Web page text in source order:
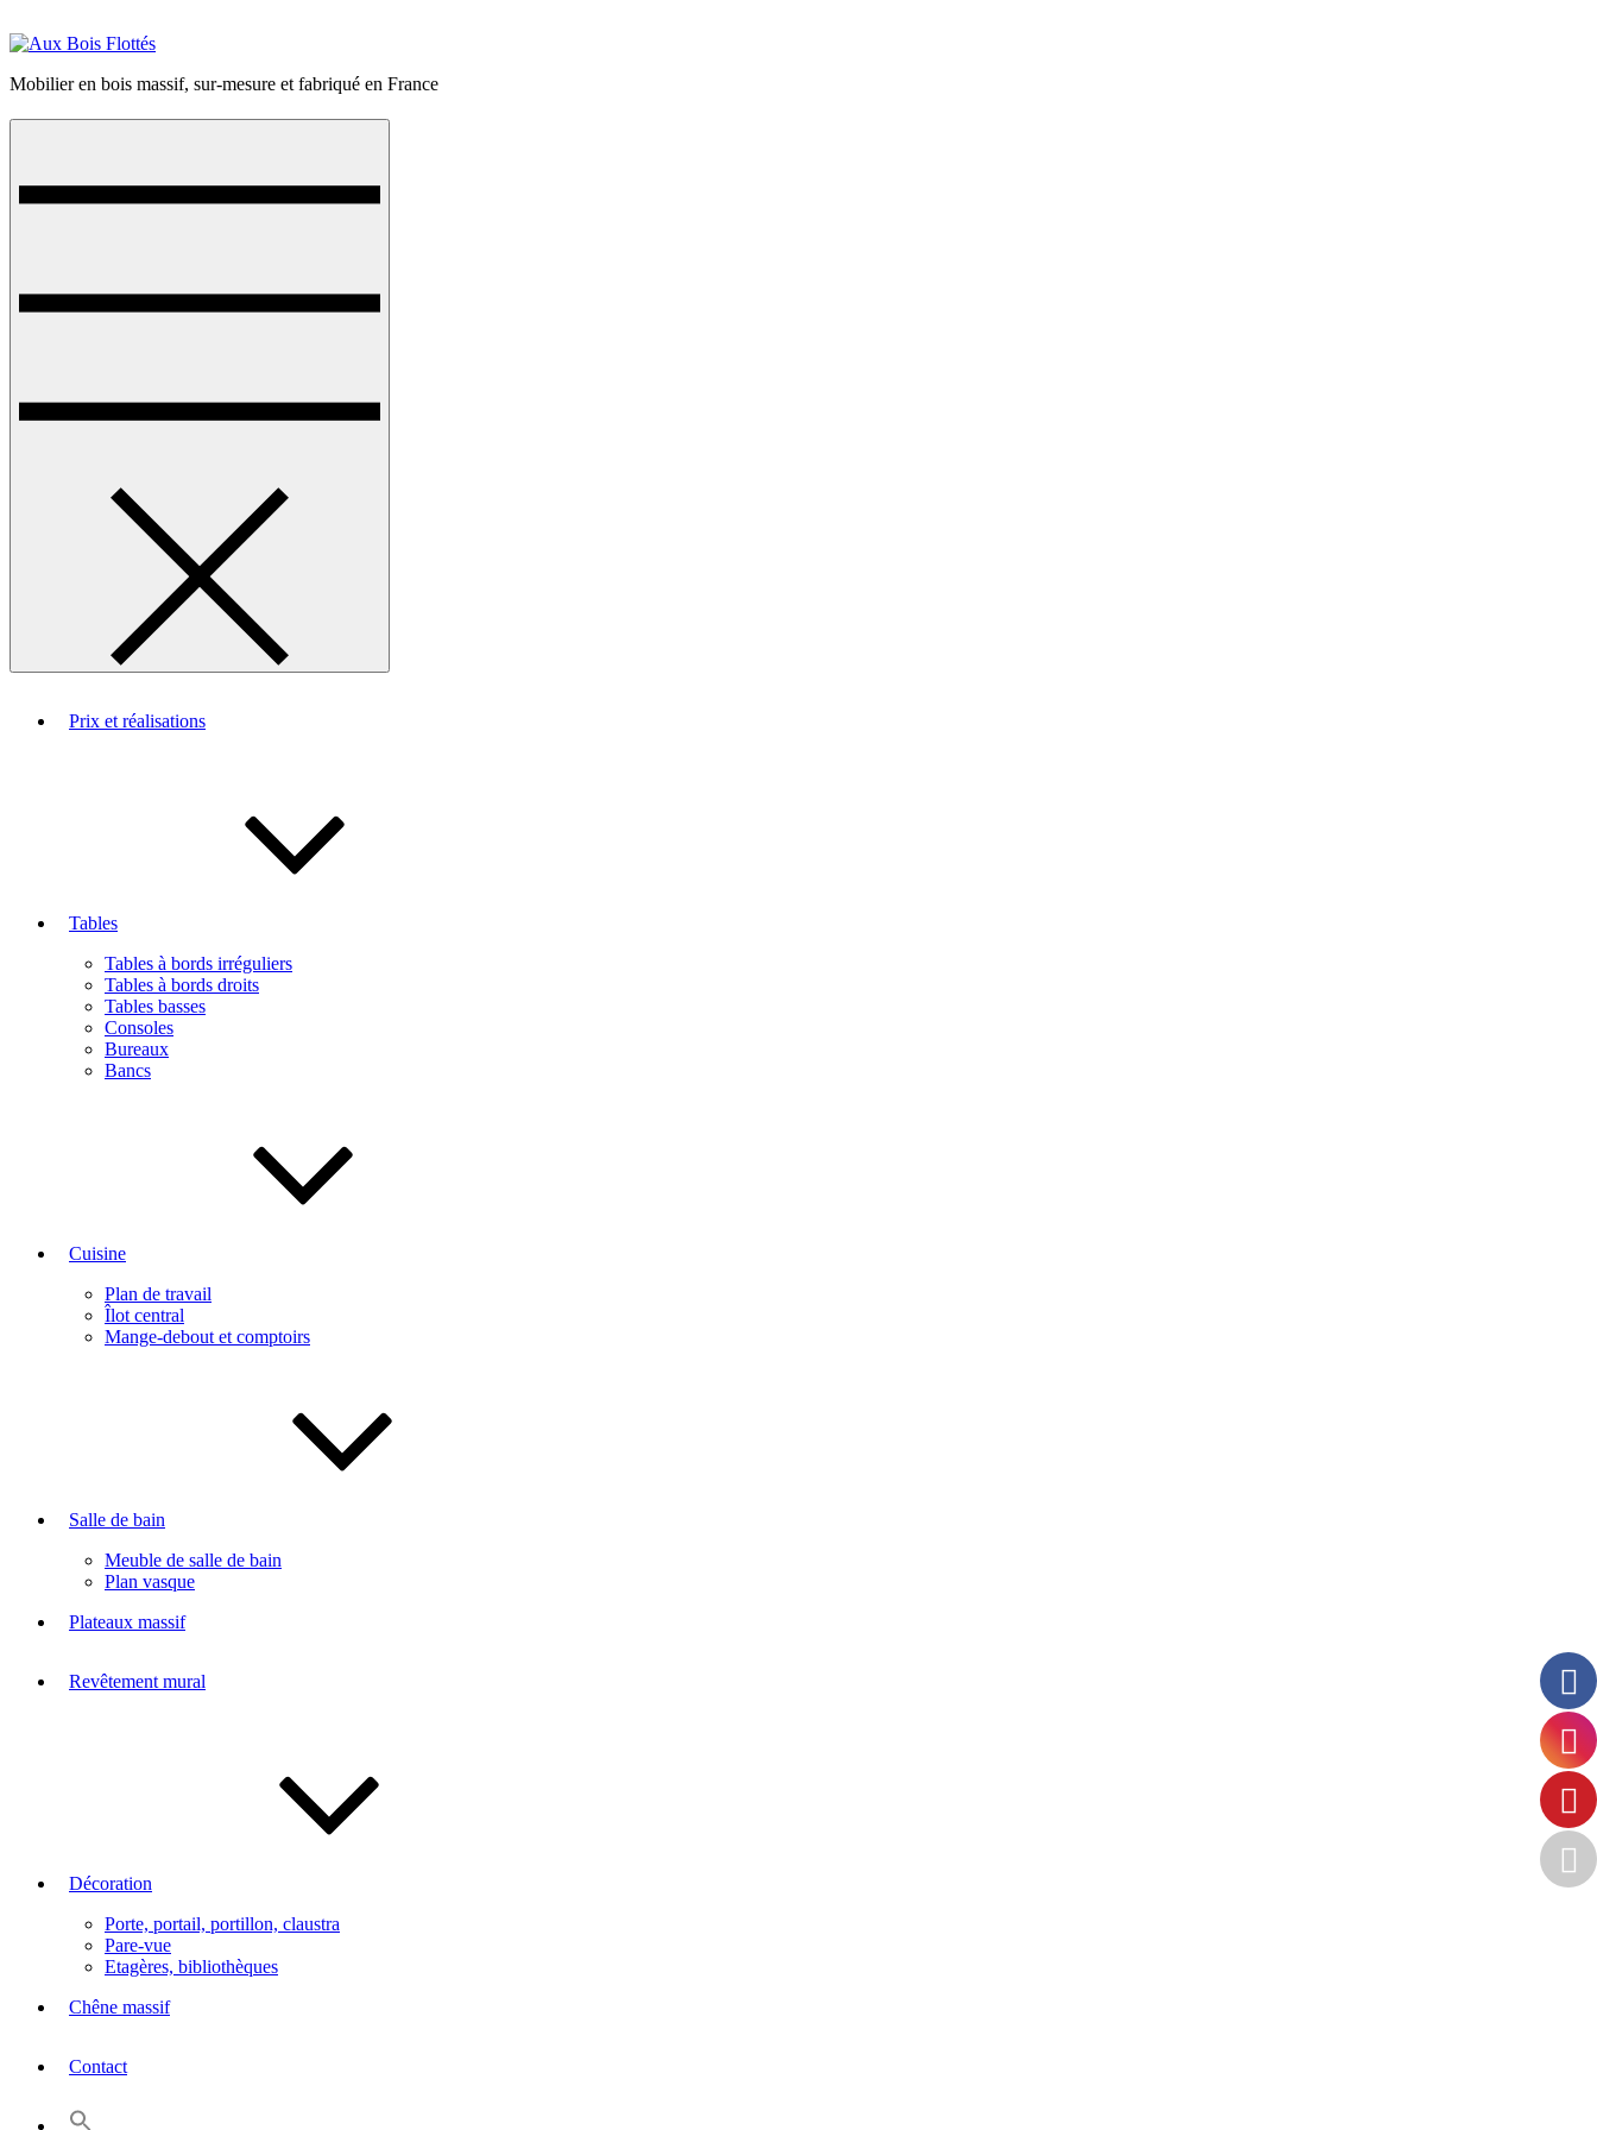
to
Mobilier en bois massif, sur-mesure et fabriqué en France
Prix et réalisations
Tables
Tables à bords irréguliers
Tables à bords droits
Tables basses
Consoles
Bureaux
Bancs
Cuisine
Plan de travail
Îlot central
Mange-debout et comptoirs
Salle de bain
Meuble de salle de bain
Plan vasque
Plateaux massif
Revêtement mural
Décoration
Porte, portail, portillon, claustra
Pare-vue
Etagères, bibliothèques
Chêne massif
Contact